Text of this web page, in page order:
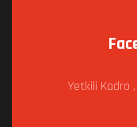
Yetkili Kadro